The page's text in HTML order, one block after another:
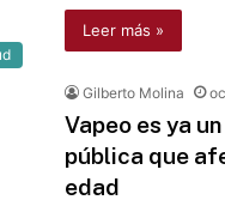
Leer más »
Gilberto Molina
Vapeo es ya
pública que
edad